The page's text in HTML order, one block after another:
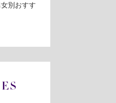
別おすす